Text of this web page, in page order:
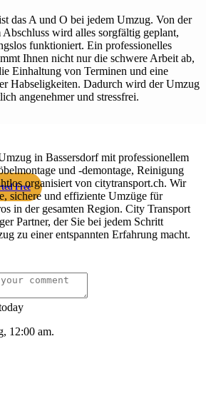
Free
das A und O bei jedem Umzug. Von der
Abschluss wird alles sorgfältig geplant,
funktioniert. Ein professionelles
Ihnen nicht nur die schwere Arbeit ab,
Einhaltung von Terminen und eine
Habseligkeiten. Dadurch wird der Umzug
angenehmer und stressfrei.
in Bassersdorf mit professionellem
und -demontage, Reinigung
organisiert von citytransport.ch. Wir
sichere und effiziente Umzüge für
in der gesamten Region. City Transport
Partner, der Sie bei jedem Schritt
zu einer entspannten Erfahrung macht.
12:00 am.